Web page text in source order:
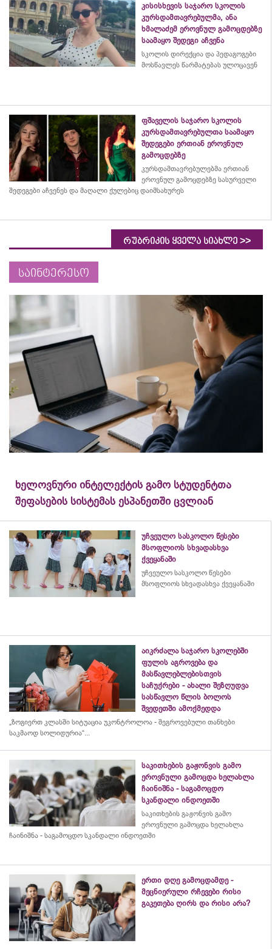
კისისხევის საჯარო სკოლის
კურსდამთავრებულმა, ანა
ხმალაძემ ეროვნულ გამოცდებზე
საამაყო შედეგი აჩვენა
სკოლის დირექცია და პედაგოგები
მოსწავლეს წარმატებას ულოცავენ
ფშაველის საჯარო სკოლის
კურსდამთავრებულთა საამაყო
შედეგები ერთიან ეროვნულ
გამოცდებზე
კურსდამთავრებულებმა ერთიან
ეროვნულ გამოცდებზე სასურველი
შედეგები აჩვენეს და მაღალი ქულებიც დაიმსახურეს
რუბრიკის ყველა სიახლე >>
საინტერესო
ხელოვნური ინტელექტის გამო სტუდენტთა
შეფასების სისტემას ესპანეთში ცვლიან
უჩვეულო სასკოლო წესები
მსოფლიოს სხვადასხვა
ქვეყანაში
უჩვეულო სასკოლო წესები
მსოფლიოს სხვადასხვა ქვეყანაში
აიკრძალა საჯარო სკოლებში
ფულის აგროვება და
მასწავლებლებისთვის
საჩუქრები - ახალი შეზღუდვა
სასწავლო წლის ბოლოს
შვედეთში ამოქმედდა
„ზოგიერთ კლასში სიტუაცია უკონტროლოა - შეგროვებული თანხები
საკმაოდ სოლიდურია“...
საკითხების გაჟონვის გამო
ეროვნული გამოცდა ხელახლა
ჩაინიშნა - საგამოცდო
სკანდალი ინდოეთში
საკითხების გაჟონვის გამო
ეროვნული გამოცდა ხელახლა
ჩაინიშნა - საგამოცდო სკანდალი ინდოეთში
ერთი დღე გამოცდამდე -
მეცნიერული რჩევები რისი
გაკეთება ღირს და რისი არა?